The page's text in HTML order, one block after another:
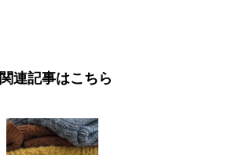
関連記事はこちら